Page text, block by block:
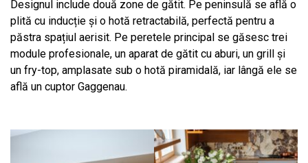
Designul include două zone de gătit. Pe peninsulă se află o
plită cu inducție și o hotă retractabilă, perfectă pentru a
păstra spațiul aerisit. Pe peretele principal se găsesc trei
module profesionale, un aparat de gătit cu aburi, un grill și
un fry-top, amplasate sub o hotă piramidală, iar lângă ele se
află un cuptor Gaggenau.